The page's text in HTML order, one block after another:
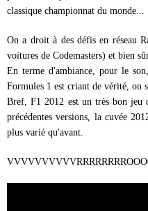
classique championnat du monde...
On a droit à des défis en réseau
voitures de Codemasters) et bien
En terme d'ambiance, pour le
Formules 1 est criant de vérité, on
Bref, F1 2012 est un très bon jeu
précédentes versions, la cuvée
plus varié qu'avant.